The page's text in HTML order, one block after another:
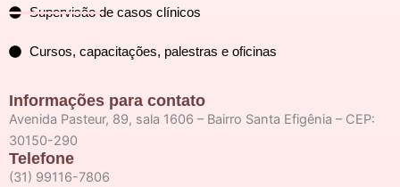
Supervisão de casos clínicos
Cursos, capacitações, palestras e oficinas
Informações para contato
Avenida Pasteur, 89, sala 1606 – Bairro Santa Efigênia – CEP:
30150-290
Telefone
(31) 99116-7806